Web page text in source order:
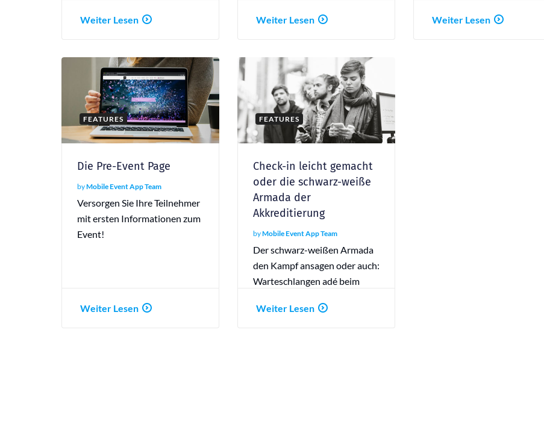
Weiter Lesen Weiter Lesen Weiter Lesen
FEATURES
Die Pre-Event Page
byMobile Event App Team
Versorgen Sie Ihre Teilnehmer
mit ersten Informationen zum
Event!
Weiter Lesen
FEATURES
Check-in leicht gemacht
oder die schwarz-weiße
Armada der
Akkreditierung
byMobile Event App Team
Der schwarz-weißen Armada
den Kampf ansagen oder auch:
Warteschlangen adé beim
Weiter Lesen